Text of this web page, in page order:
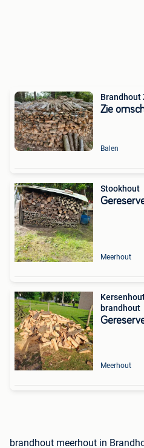
Brandhout
Zie
Balen
Stookhout
Meerhout
brandhout
Meerhout
brandhout meerhout in